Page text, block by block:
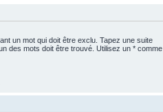
un mot qui doit être exclu. Tapez une suite
des mots doit être trouvé. Utilisez un * comme